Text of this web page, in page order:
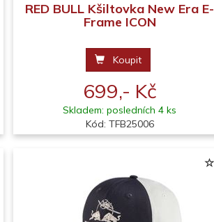
RED BULL Kšiltovka New Era E-
Frame ICON
Koupit
699,- Kč
Skladem: posledních 4 ks
Kód: TFB25006